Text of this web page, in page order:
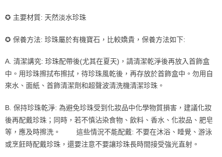
每筆NT$100，滿NT$999(含以上)免運費
7-11取貨付款
付款後7-11取貨
每筆NT$85，滿NT$999(含以上)免運費
宅配
每筆NT$85，滿NT$999(含以上)免運費
✪ 主要材質: 天然淡水珍珠
✪ 保養方法: 珍珠屬於有機寶石，比較嬌貴，保養方法如下:
A. 清潔講究: 珍珠配帶後(尤其在夏天)，請清潔乾淨後再放入首飾盒
中。用珍珠擦拭布擦拭，待珍珠風乾後，再存放於首飾盒中。勿用自
來水、面紙、首飾清潔劑和超聲波清洗機清潔珍珠。
B. 保持珍珠乾淨: 為避免珍珠受到化妝品中化學物質損害，建議化妝
後再配戴珍珠；同時，若不慎沾染食物、飲料、香水、化妝品、肥皂
等，應及時擦洗。 這些情況不能配戴: 不要在沐浴、睡覺、游泳
或烹飪時配戴珍珠，還要注意不要讓珍珠長時間接受強光直射。